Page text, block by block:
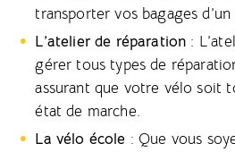
transporter vos bagages
L’atelier de réparation :
gérer tous types de
assurant que votre vélo soit
état de marche.
La vélo école : Que vous